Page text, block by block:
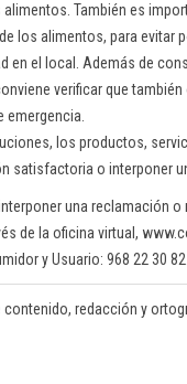
También es
los alimentos, para evitar
en el local. Además de
verificar que
los productos,
satisfactoria o interponer
una reclamación
de la oficina virtual,
y Usuario: 968 22 30
redacción y